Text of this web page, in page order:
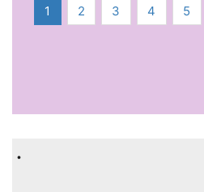
1 2 3 4 5
.